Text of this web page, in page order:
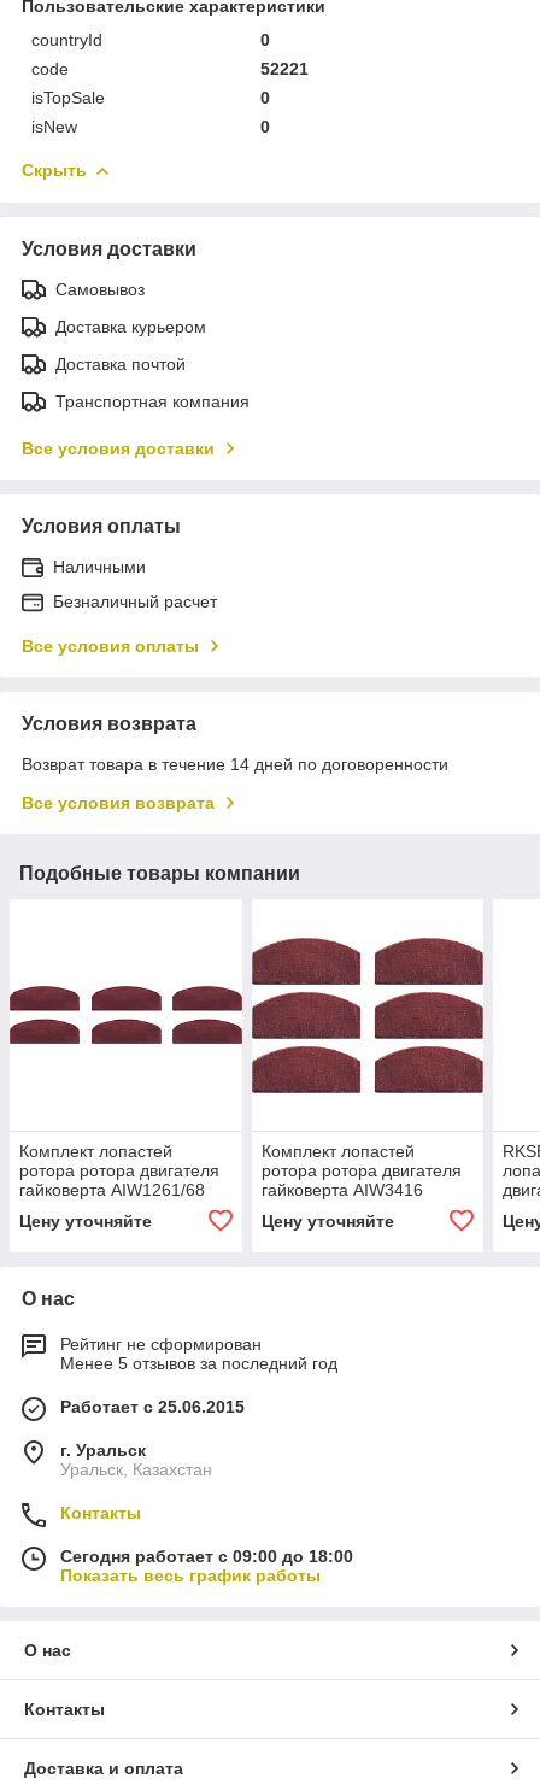
Пользовательские характеристики
countryId
0
code
52221
isTopSale
0
isNew
0
Скрыть
Условия доставки
Самовывоз
Доставка курьером
Доставка почтой
Транспортная компания
Все условия доставки
Условия оплаты
Наличными
Безналичный расчет
Все условия оплаты
Условия возврата
Возврат товара в течение 14 дней по договоренности
Все условия возврата
Подобные товары компании
Комплект лопастей
ротора ротора двигателя
гайковерта AIW1261/68
Цену уточняйте
Комплект лопастей
ротора ротора двигателя
гайковерта AIW3416
Цену уточняйте
О нас
Рейтинг не сформирован
Менее 5 отзывов за последний год
Работает с 25.06.2015
г. Уральск
Уральск, Казахстан
Контакты
Сегодня работает с 09:00 до 18:00
Показать весь график работы
О нас
Контакты
Доставка и оплата